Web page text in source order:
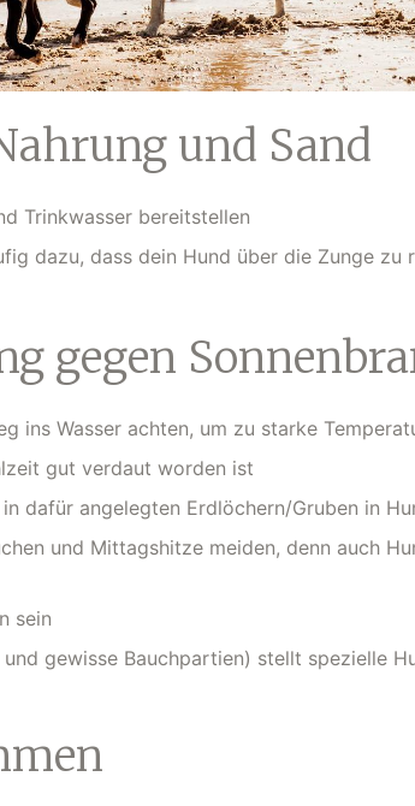
und Sand
Trinkwasser bereitstellen
dazu, dass dein Hund über die Zunge
gegen
ins Wasser achten, um zu starke
gut verdaut worden ist
dafür angelegten Erdlöchern/Gruben in
und Mittagshitze meiden, denn auch
sein
gewisse Bauchpartien) stellt spezielle